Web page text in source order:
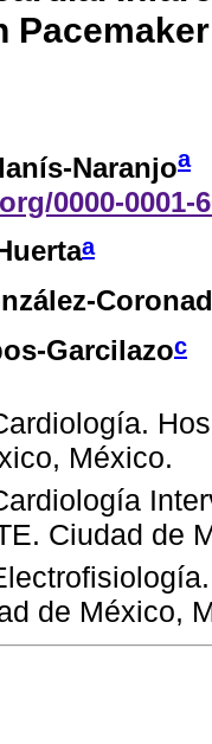
Pacemaker
Naranjoa
0000-0001-
a
Garcilazoc
México.
Ciudad de
de México,